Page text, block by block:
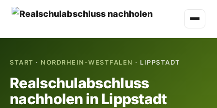
START · NORDRHEIN-WESTFALEN · LIPPSTADT
Realschulabschluss
nachholen in Lippstadt